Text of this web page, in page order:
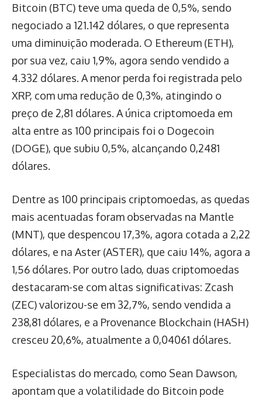
Bitcoin (BTC) teve uma queda de 0,5%, sendo
negociado a 121.142 dólares, o que representa
uma diminuição moderada. O Ethereum (ETH),
por sua vez, caiu 1,9%, agora sendo vendido a
4.332 dólares. A menor perda foi registrada pelo
XRP, com uma redução de 0,3%, atingindo o
preço de 2,81 dólares. A única criptomoeda em
alta entre as 100 principais foi o Dogecoin
(DOGE), que subiu 0,5%, alcançando 0,2481
dólares.
Dentre as 100 principais criptomoedas, as quedas
mais acentuadas foram observadas na Mantle
(MNT), que despencou 17,3%, agora cotada a 2,22
dólares, e na Aster (ASTER), que caiu 14%, agora a
1,56 dólares. Por outro lado, duas criptomoedas
destacaram-se com altas significativas: Zcash
(ZEC) valorizou-se em 32,7%, sendo vendida a
238,81 dólares, e a Provenance Blockchain (HASH)
cresceu 20,6%, atualmente a 0,04061 dólares.
Especialistas do mercado, como Sean Dawson,
apontam que a volatilidade do Bitcoin pode